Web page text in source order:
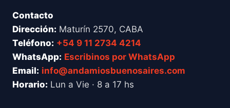
Contacto
Dirección: Maturín 2570, CABA
Teléfono: +54 9 11 2734 4214
WhatsApp: Escribinos por WhatsApp
Email: info@andamiosbuenosaires.com
Horario: Lun a Vie · 8 a 17 hs